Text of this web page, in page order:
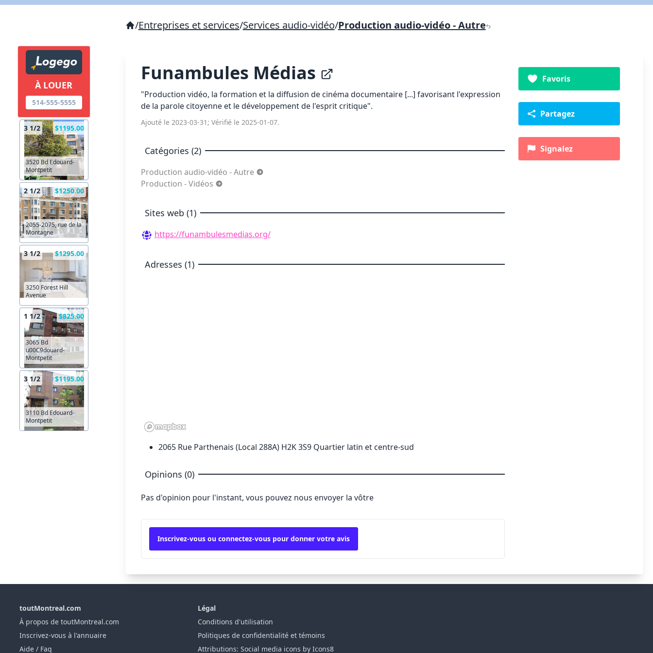
À LOUER
514-555-5555
3 1/2 $1195.00
3520 Bd Edouard-
Montpetit
2 1/2 $1250.00
2055-2075, rue de la
Montagne
3 1/2 $1295.00
3250 Forest Hill
Avenue
1 1/2 $825.00
3065 Bd
u00C9douard-
Montpetit
3 1/2 $1195.00
3110 Bd Edouard-
Montpetit
/Entreprises et services/Services audio-vidéo/Production audio-vidéo - Autre
Funambules Médias
"Production vidéo, la formation et la diffusion de cinéma documentaire [...] favorisant l'expression
de la parole citoyenne et le développement de l'esprit critique".
Ajouté le 2023-03-31; Vérifié le 2025-01-07.
Catégories (2)
Production audio-vidéo - Autre
Production - Vidéos
Sites web (1)
https://funambulesmedias.org/
Adresses (1)
2065 Rue Parthenais (Local 288A) H2K 3S9 Quartier latin et centre-sud
Opinions (0)
Pas d'opinion pour l'instant, vous pouvez nous envoyer la vôtre
Inscrivez-vous ou connectez-vous pour donner votre avis
Favoris
Partagez
Signalez
toutMontreal.com
À propos de toutMontreal.com
Inscrivez-vous à l'annuaire
Aide / Faq
Légal
Conditions d'utilisation
Politiques de confidentialité et témoins
Attributions: Social media icons by Icons8
X Fermer Envoyez